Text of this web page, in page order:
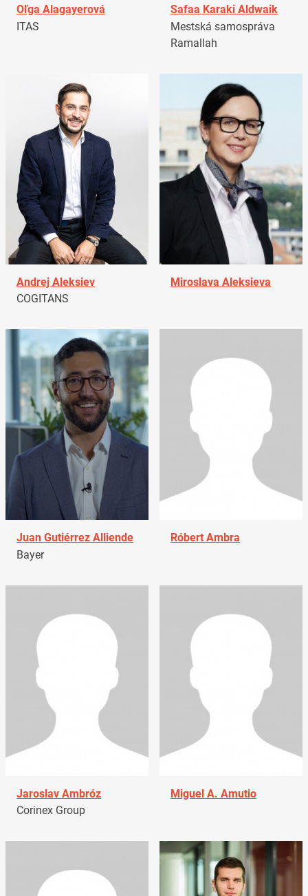
Oľga Alagayerová
ITAS
Safaa Karaki Aldwaik
Mestská samospráva
Ramallah
Andrej Aleksiev
COGITANS
Miroslava Aleksieva
Juan Gutiérrez Alliende
Bayer
Róbert Ambra
Jaroslav Ambróz
Corinex Group
Miguel A. Amutio